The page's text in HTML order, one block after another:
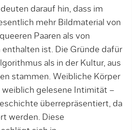
darauf hin, dass im
mehr Bildmaterial von
Paaren als von
enthalten ist. Die Gründe dafür
als in der Kultur, aus
stammen. Weibliche Körper
weiblich gelesene Intimität –
überrepräsentiert, da
werden. Diese